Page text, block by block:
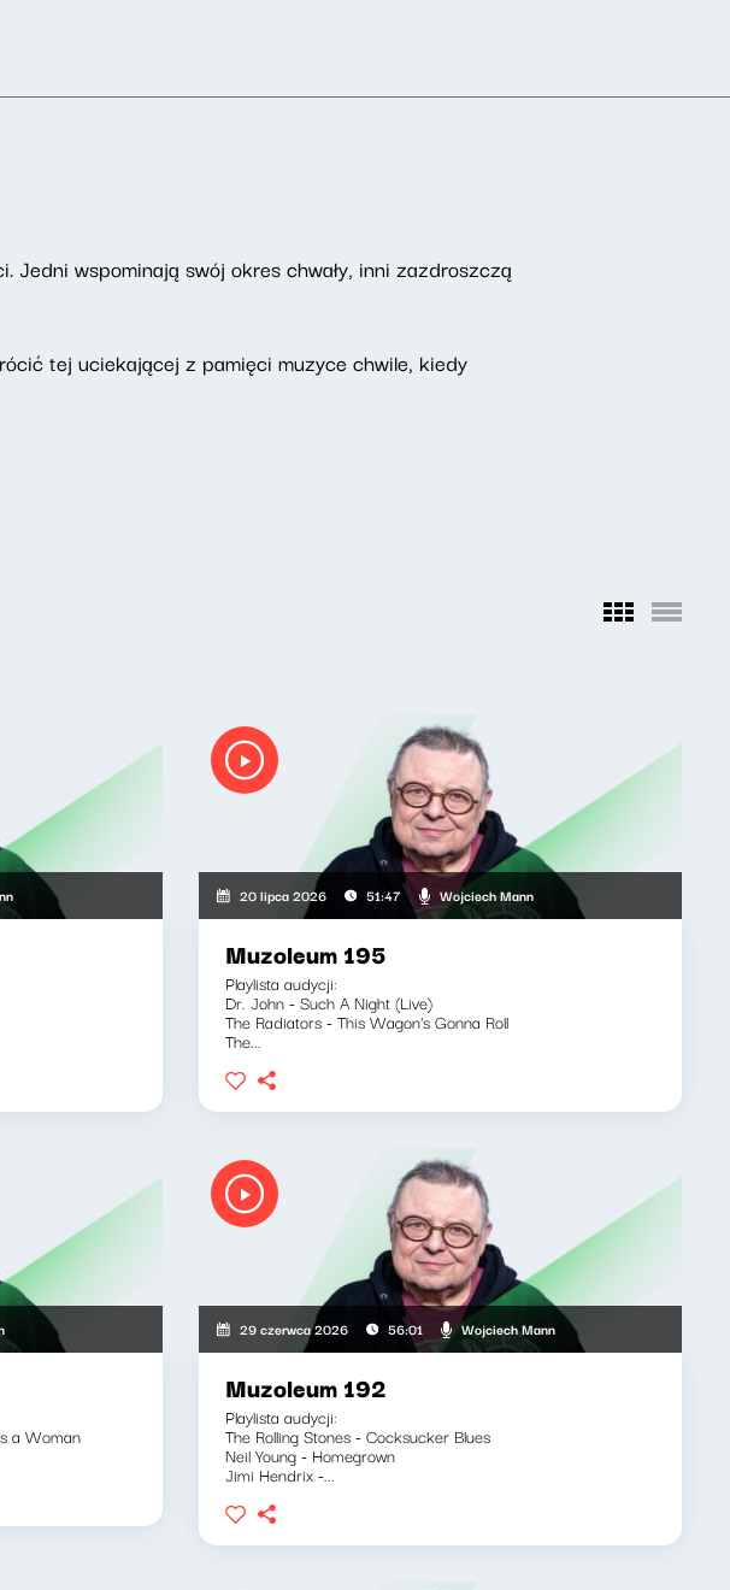
wspominają swój okres chwały, inni zazdroszczą
tej uciekającej z pamięci muzyce chwile, kiedy
20 lipca 2026 51:47 Wojciech Mann
Muzoleum 195
Playlista audycji:
Dr. John - Such A Night (Live)
The Radiators - This Wagon's Gonna Roll
The...
a Woman
29 czerwca 2026 56:01 Wojciech Mann
Muzoleum 192
Playlista audycji:
The Rolling Stones - Cocksucker Blues
Neil Young - Homegrown
Jimi Hendrix -...